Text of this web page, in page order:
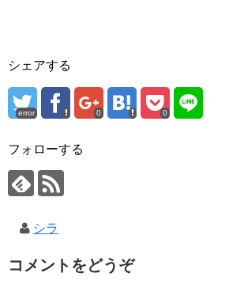
シェアする
error 0 0
フォローする
シラ
コメントをどうぞ